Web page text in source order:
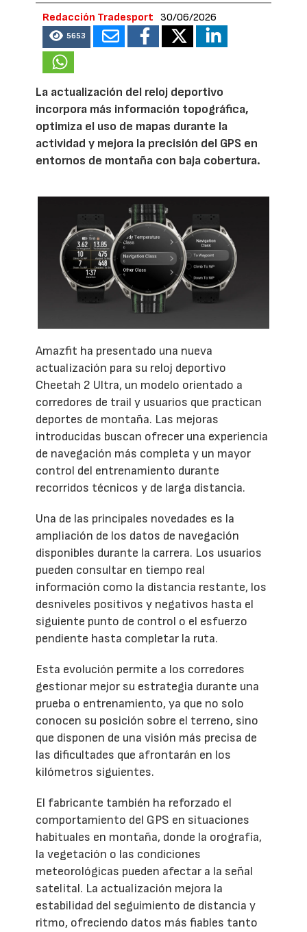
Redacción Tradesport 30/06/2026
5653
La actualización del reloj deportivo
incorpora más información topográfica,
optimiza el uso de mapas durante la
actividad y mejora la precisión del GPS en
entornos de montaña con baja cobertura.
Amazfit ha presentado una nueva
actualización para su reloj deportivo
Cheetah 2 Ultra, un modelo orientado a
corredores de trail y usuarios que practican
deportes de montaña. Las mejoras
introducidas buscan ofrecer una experiencia
de navegación más completa y un mayor
control del entrenamiento durante
recorridos técnicos y de larga distancia.
Una de las principales novedades es la
ampliación de los datos de navegación
disponibles durante la carrera. Los usuarios
pueden consultar en tiempo real
información como la distancia restante, los
desniveles positivos y negativos hasta el
siguiente punto de control o el esfuerzo
pendiente hasta completar la ruta.
Esta evolución permite a los corredores
gestionar mejor su estrategia durante una
prueba o entrenamiento, ya que no solo
conocen su posición sobre el terreno, sino
que disponen de una visión más precisa de
las dificultades que afrontarán en los
kilómetros siguientes.
El fabricante también ha reforzado el
comportamiento del GPS en situaciones
habituales en montaña, donde la orografía,
la vegetación o las condiciones
meteorológicas pueden afectar a la señal
satelital. La actualización mejora la
estabilidad del seguimiento de distancia y
ritmo, ofreciendo datos más fiables tanto